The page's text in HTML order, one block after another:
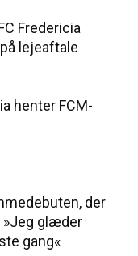
Fredericia
lejeaftale
henter FCM-
der
»Jeg glæder
gang«